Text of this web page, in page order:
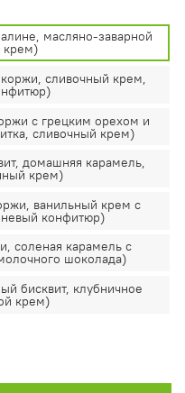
масляно-заварной
крем)
сливочный крем,
с грецким орехом и
сливочный крем)
домашняя карамель,
крем)
ванильный крем с
конфитюр)
соленая карамель с
шоколада)
бисквит, клубничное
крем)